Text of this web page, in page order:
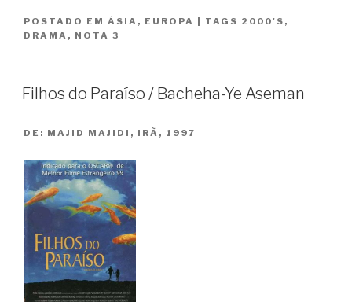
Branca
/
Countess”
POSTADO EM ÁSIA , EUROPA TAGS 2000'S ,
DRAMA , NOTA 3
Filhos do Paraíso / Bacheha-Ye Aseman
DE: MAJID MAJIDI, IRÃ, 1997